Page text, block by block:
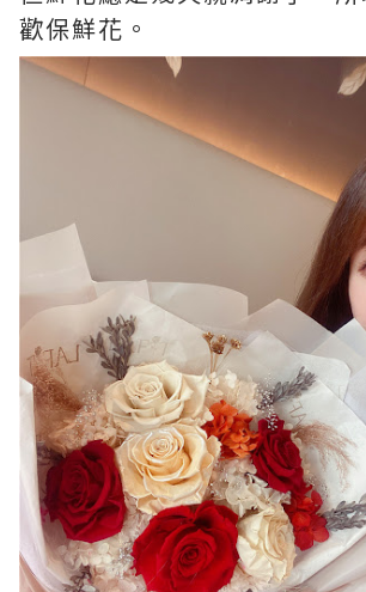
歡保鮮花。